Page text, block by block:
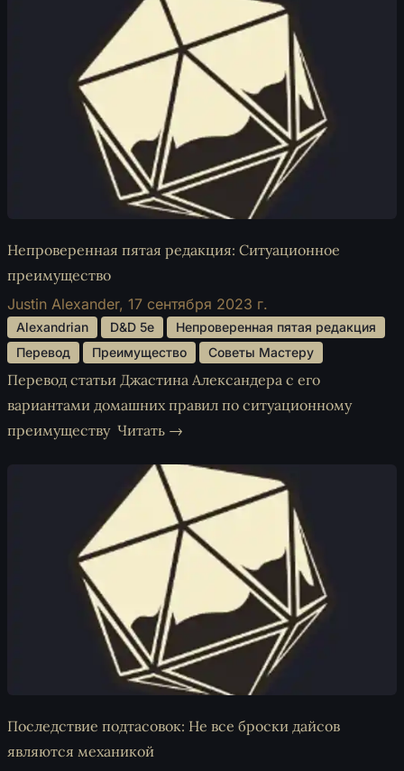
Непроверенная пятая редакция: Ситуационное
преимущество
Justin Alexander, 17 сентября 2023 г.
Alexandrian D&D 5e
Непроверенная пятая редакция
Перевод
Преимущество Советы Мастеру
Перевод статьи Джастина Александера с его
вариантами домашних правил по ситуационному
преимуществу Читать →
Последствие подтасовок: Не все броски дайсов
являются механикой